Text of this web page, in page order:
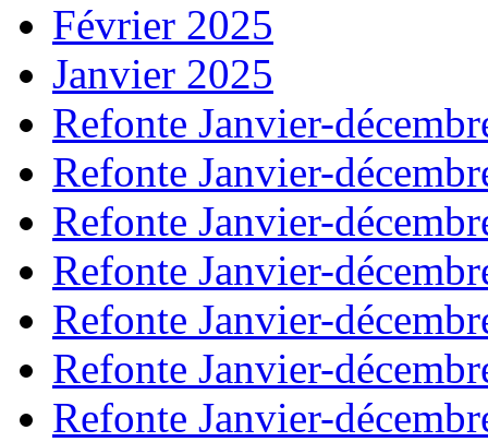
Février 2025
Janvier 2025
Refonte Janvier-
Refonte Janvier-
Refonte Janvier-
Refonte Janvier-
Refonte Janvier-
Refonte Janvier-
Refonte Janvier-